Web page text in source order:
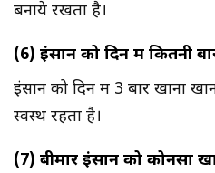
बनाये रखता है।
(6) इंसान को दिन में कितनी
इंसान को दिन में 3 बार खाना
स्वस्थ रहता है।
(7) बीमार इंसान को कोनसा